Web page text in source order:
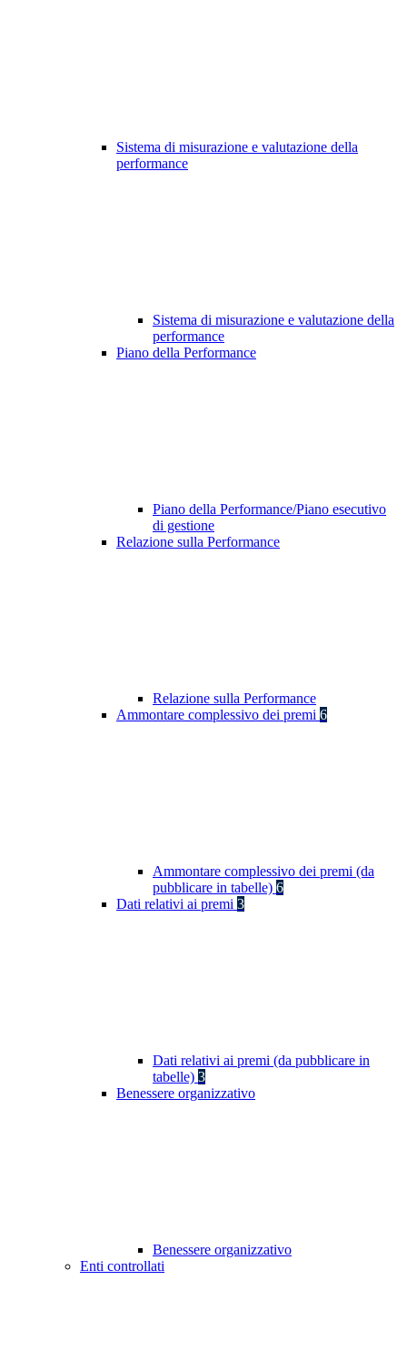
Sistema di misurazione e valutazione della
performance
Sistema di misurazione e valutazione della
performance
Piano della Performance
Piano della Performance/Piano esecutivo
di gestione
Relazione sulla Performance
Relazione sulla Performance
Ammontare complessivo dei premi 6
Ammontare complessivo dei premi (da
pubblicare in tabelle) 6
Dati relativi ai premi 3
Dati relativi ai premi (da pubblicare in
tabelle) 3
Benessere organizzativo
Benessere organizzativo
Enti controllati